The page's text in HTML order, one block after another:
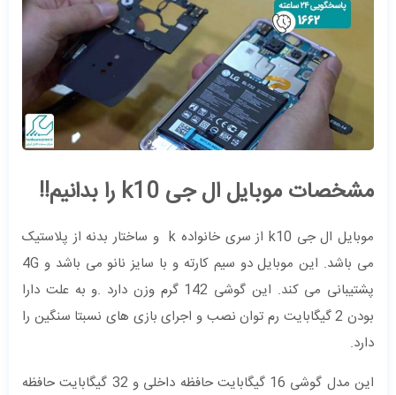
مشخصات موبایل ال جی k10 را بدانیم!!
موبایل ال جی k10 از سری خانواده k و ساختار بدنه از پلاستیک
می باشد. این موبایل دو سیم کارته و با سایز نانو می باشد و 4G
پشتیبانی می کند. این گوشی 142 گرم وزن دارد .و به علت دارا
بودن 2 گیگابایت رم توان نصب و اجرای بازی های نسبتا سنگین را
دارد.
این مدل گوشی 16 گیگابایت حافظه داخلی و 32 گیگابایت حافظه